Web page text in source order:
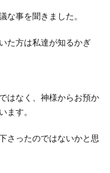
な事を聞きました。
た方は私達が知るかぎ
はなく、神様からお預か
ます。
さったのではないかと思